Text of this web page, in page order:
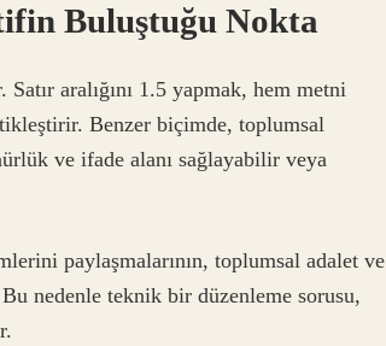
Buluştuğu Nokta
aralığını 1.5 yapmak, hem metni
Benzer biçimde, toplumsal
ve ifade alanı sağlayabilir veya
paylaşmalarının, toplumsal adalet ve
Bu nedenle teknik bir düzenleme sorusu,